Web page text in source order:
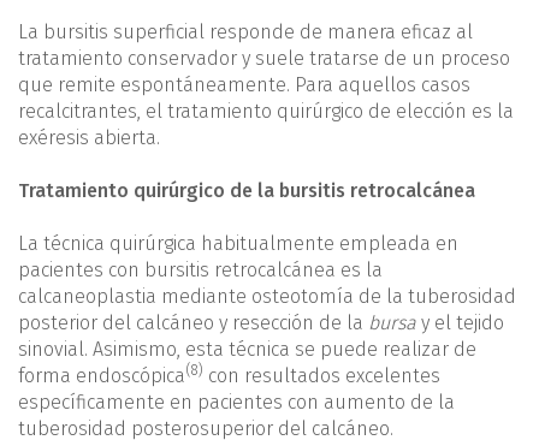
La bursitis superficial responde de manera eficaz al
tratamiento conservador y suele tratarse de un proceso
que remite espontáneamente. Para aquellos casos
recalcitrantes, el tratamiento quirúrgico de elección es la
exéresis abierta.
Tratamiento quirúrgico de la bursitis retrocalcánea
La técnica quirúrgica habitualmente empleada en
pacientes con bursitis retrocalcánea es la
calcaneoplastia mediante osteotomía de la tuberosidad
posterior del calcáneo y resección de la bursa y el tejido
sinovial. Asimismo, esta técnica se puede realizar de
forma endoscópica (8) con resultados excelentes
específicamente en pacientes con aumento de la
tuberosidad posterosuperior del calcáneo.